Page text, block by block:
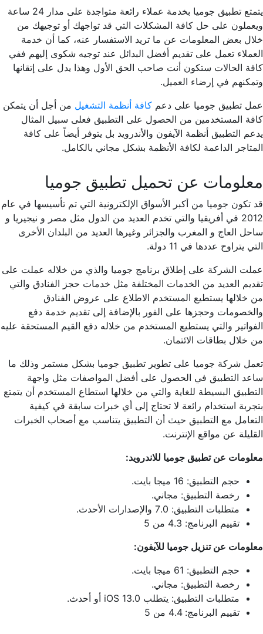
يتمتع تطبيق جوميا بخدمة عملاء رائعة متواجدة على مدار 24 ساعة
ويعملون على حل كافة المشكلات التي قد تواجهك أو توجيهك من
خلال بعض المعلومات عن ما تريد الاستفسار عنه، كما أن خدمة
العملاء تعمل على تقديم أفضل البدائل عند توجيه شكوى إليهم ففي
كافة الحالات ستكون أنت صاحب الحق الأول وهذا يدل على إتقانها
وتمكنهم في إرضاء العميل.
عمل تطبيق جوميا على دعم كافة أنظمة التشغيل من أجل أن يتمكن
كافة المستخدمين من الحصول على التطبيق فعلى سبيل المثال
يدعم التطبيق أنظمة الآيفون والأندرويد بل يتوفر أيضاً على كافة
المتاجر الداعمة لكافة الأنظمة بشكل مجاني بالكامل.
معلومات عن تحميل تطبيق جوميا
قد تكون جوميا من أكبر الأسواق الإلكترونية التي تم تأسيسها في عام
2012 في أفريقيا والتي تخدم العديد من الدول مثل مصر و نيجيريا و
ساحل العاج و المغرب والجزائر وغيرها العديد من البلدان الأخرى
التي يتراوح عددها في 11 دولة.
عملت الشركة على إطلاق برنامج جوميا والذي من خلاله عملت على
تقديم العديد من الخدمات المختلفة مثل خدمات حجز الفنادق والتي
من خلالها يستطيع المستخدم الاطلاع على عروض الفنادق
والخصومات وحجزها على الفور بالإضافة إلى تقديم خدمة دفع
الفواتير والتي يستطيع المستخدم من خلاله دفع القيم المستحقة عليه
من خلال بطاقات الائتمان.
تعمل شركة جوميا على تطوير تطبيق جوميا بشكل مستمر وذلك ما
ساعد التطبيق في الحصول على أفضل المواصفات مثل واجهة
التطبيق البسيطة للغاية والتي من خلالها استطاع المستخدم أن يتمتع
بتجربة استخدام رائعة لا تحتاج إلى أي خبرات سابقة في كيفية
التعامل مع التطبيق حيث أن التطبيق يتناسب مع أصحاب الخبرات
القليلة عن مواقع الإنترنت.
معلومات عن تطبيق جوميا للاندرويد:
حجم التطبيق: 16 ميجا بايت.
رخصة التطبيق: مجاني.
متطلبات التطبيق: 7.0 والإصدارات الأحدث.
تقييم البرنامج: 4.3 من 5
معلومات عن تنزيل جوميا للآيفون:
حجم التطبيق: 61 ميجا بايت.
رخصة التطبيق: مجاني.
متطلبات التطبيق: يتطلب iOS 13.0 أو أحدث.
تقييم البرنامج: 4.4 من 5